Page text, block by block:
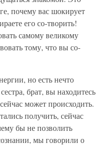
почему вас шокирует
его со-творить!
самому великому
тому, что вы со-
но есть нечто
брат, вы находитесь
может происходить.
получить, сейчас
бы не позволить
мы говорили о